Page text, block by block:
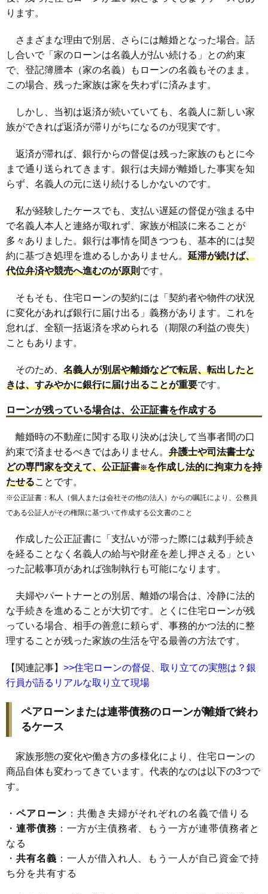
ります。
さまざまな理由で別居、さらには離婚となった場合。話
し合いで「家のローンは名義人が払い続ける」との約束
で、登記簿謄本（家の名義）もローンの名義もそのまま。
この場合、残った家族は家を失わずに済みます。
しかし、当初は返済が続いていても、名義人に新しい家
族ができれば返済が滞りがちになるのが現実です。
返済が滞れば、銀行からの督促は残った家族のもとに今
まで通り送られてきます。銀行は夫婦が離婚した事実を知
らず、名義人の元に送り続けるしかないのです。
私が経験したケースでも、支払い遅延の督促が強まる中
で名義人本人と連絡が取れず、家族が相談に来ることが
多々ありました。銀行は事情を聞きつつも、基本的には契
約に基づき処理を進めるしかありません。 延滞が続けば、
代位弁済や競売へ進むのが原則です。
そもそも、住宅ローンの契約には「契約者や物件の状況
に変化があれば銀行に届け出る」義務があります。これを
怠れば、全額一括返済を求められる（期限の利益の喪失）
こともあります。
そのため、 名義人が別居や離婚などで転居、転出したと
きは、すみやかに銀行に届け出ることが重要です。
ローンが残っている場合は、公正証書を作成する
離婚時の不動産に関する取り決めは決して当事者間の口
約束で済ませるべきではありません。 弁護士や司法書士な
どの専門家を交えて、公正証書※を作成し法的に拘束力を持
たせることです。
※公正証書：私人（個人または会社その他の法人）からの嘱託により、公務員
である公証人がその権限に基づいて作成する公文書のこと
作成した公正証書に「支払いが滞った際には裁判手続き
を経ることなく名義人の給与や財産を差し押さえる」とい
った記載事項があれば強制執行も可能になります。
夫婦やパートナーとの別居、離婚の場合は、冷静に法的
な手続きを進めることが大切です。とくに住宅ローンが残
っている場合、相手の善意に頼らず、事務的かつ法的に整
理することが残った家族の生活を守る最善の方法です。
【関連記事】 >>住宅ローンの督促、取り立ての実態は？銀
行員が語るリアルな取り立て現場
ペアローンまたは連帯債務のローンが離婚で終わ
るケース
家族形態の変化や働き方の多様化により、住宅ローンの
商品自体も変わってきています。代表的なのは以下の3つで
す。
・ ペアローン ：共働き夫婦がそれぞれの名義で借りる
・ 連帯債務 ：一方が主債務者、もう一方が連帯債務者と
なる
・ 共有名義 ：一人が借入れ人、もう一人が自己資金で持
ち分を共有する